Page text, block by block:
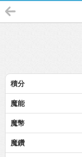
積分
魔能
魔幣
魔鑽